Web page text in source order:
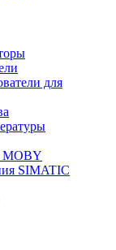
для
MOBY
SIMATIC